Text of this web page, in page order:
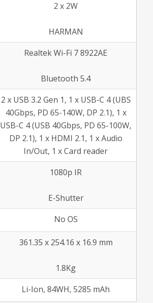
2 x 2W
HARMAN
Realtek Wi-Fi 7 8922AE
Bluetooth 5.4
2 x USB 3.2 Gen 1, 1 x USB-C 4 (UBS
40Gbps, PD 65-140W, DP 2.1), 1 x
USB-C 4 (USB 40Gbps, PD 65-100W,
DP 2.1), 1 x HDMI 2.1, 1 x Audio
In/Out, 1 x Card reader
1080p IR
E-Shutter
No OS
361.35 x 254.16 x 16.9 mm
1.8Kg
Li-Ion, 84WH, 5285 mAh